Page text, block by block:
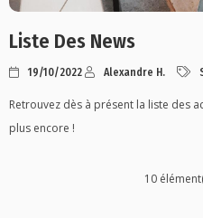
Liste Des News
19/10/2022 Alexandre H.
Retrouvez dès à présent la liste des
plus encore !
10